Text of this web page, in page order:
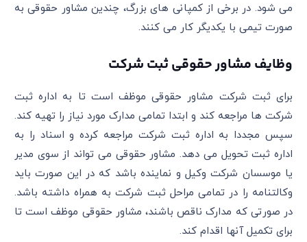
می شود. در برخی از کمپانی های بزرگ، چندین مشاور حقوقی به
صورت تیمی با یکدیگر کار می کنند.
وظایف مشاور حقوقی ثبت شرکت
برای ثبت شرکت مشاور حقوقی موظف است تا به اداره ثبت
شرکت ها مراجعه کند و ابتدا تمامی مدارک مورد نیاز را تهیه کند.
سپس مجددا به اداره ثبت شرکت مراجعه کرده و اسناد را به
اداره ثبت تحویل می دهد. مشاور حقوقی می تواند از سوی مدیر
یا موسسان شرکت وکیل و نماینده باشد که در این صورت باید
وکالتنامه را در تمامی مراحل ثبت شرکت به همراه داشته باشد.
در صورتی که مدارک ناقص باشند، مشاور حقوقی موظف است تا
برای تکمیل آنها اقدام کند.